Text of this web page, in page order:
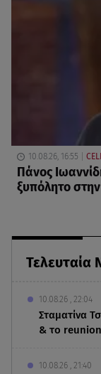
Τελευταία
10.08.26 , 22:04
Σταματίνα
& το
10.08.26 , 21:40
10.08.26, 16:55
Πάνος
ξυπόλητο